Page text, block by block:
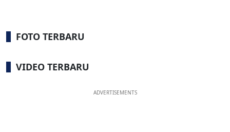
FOTO TERBARU
VIDEO TERBARU
ADVERTISEMENTS